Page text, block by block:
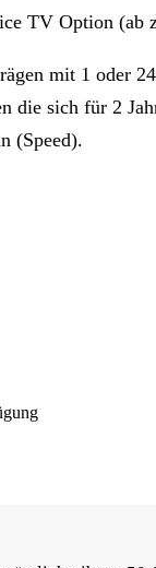
TV Option (ab
mit 1 oder
sich für 2
(Speed).